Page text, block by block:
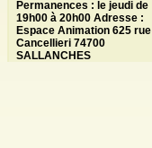
Permanences : le jeudi de
19h00 à 20h00 Adresse :
Espace Animation 625 rue
Cancellieri 74700
SALLANCHES